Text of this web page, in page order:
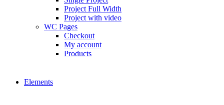
Project Full Width
Project with video
WC Pages
Checkout
My account
Products
Elements